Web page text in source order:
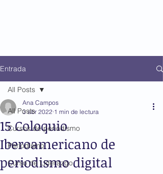
Entrada
All Posts
Cursos de periodismo
Periodismo
Curso de Liderazgo
All Posts
15 Coloquio
Iberoamericano de
periodismo digital
Ana Campos
3 abr 2022 1 min de lectura